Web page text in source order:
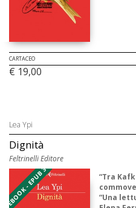
CARTACEO
€ 19,00
Lea Ypi
Dignità
Feltrinelli Editore
EBOOK - EPUB 3
“Tra
“Una